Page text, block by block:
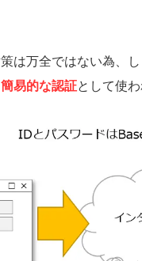
は万全ではない為、
易的な認証として使わ